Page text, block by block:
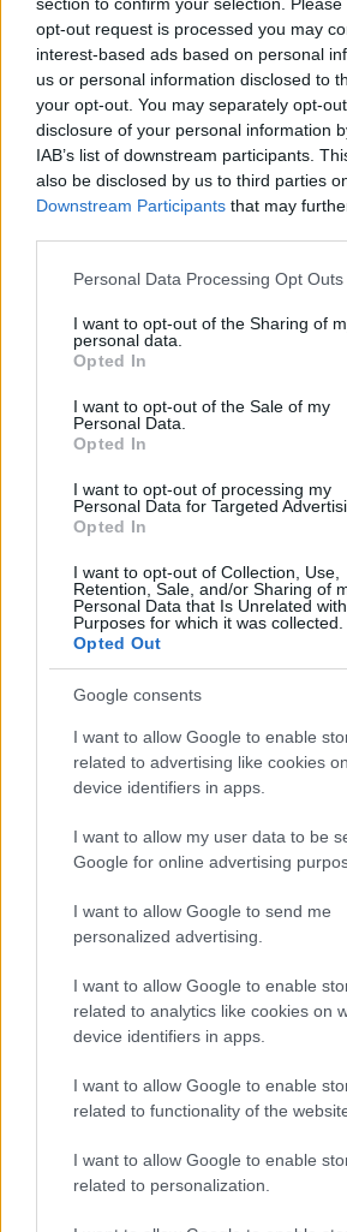
opt-out request is processed you may
interest-based ads based on personal
us or personal information disclosed to
your opt-out. You may separately opt-
disclosure of your personal information
IAB’s list of downstream participants.
also be disclosed by us to third parties
Downstream Participants that may
Please note that this website/app uses
not limited to your visit or usage
grant or deny consent to Google and its
use your data for below specified
consent section.
Personal Data Processing Opt Outs
I want to opt-out of the Sharing of
personal data.
Opted In
I want to opt-out of the Sale of my
Personal Data.
Opted In
I want to opt-out of processing my
Personal Data for Targeted
Opted In
I want to opt-out of Collection, Use,
Retention, Sale, and/or Sharing of
Personal Data that Is Unrelated
Purposes for which it was collected.
Opted Out
Google consents
I want to allow Google to enable
related to advertising like cookies
device identifiers in apps.
I want to allow my user data to be
Google for online advertising
I want to allow Google to send me
personalized advertising.
I want to allow Google to enable
related to analytics like cookies on
device identifiers in apps.
I want to allow Google to enable
related to functionality of the
I want to allow Google to enable
related to personalization.
Vuoi rimuovere le
Puoi abbonarti asoli € 1,10
Puoi effettuare l'accesso
cliccandoqui
TEMI: Air Italy Olbia Marco
Trasferimento Dipendenti Airitaly
Notizie in tempo
Entra nel canale
Inviaci le tue
Su WhatsApp al
345 356 7512
Ricevi le nostre
Google News
Condividi l'articolo
F T Pi WS